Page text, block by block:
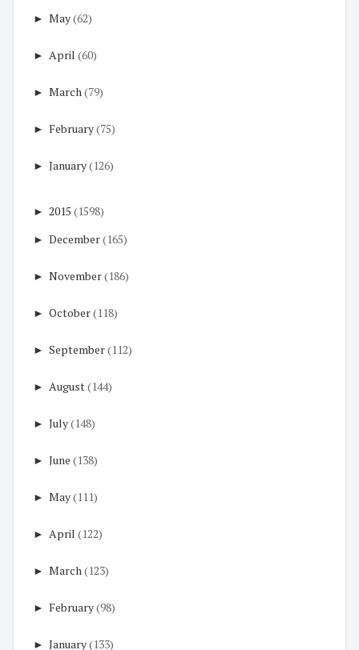
► May(62)
► April (60)
► March(79)
► February(75)
► January(126)
► 2015 (1598)
► December(165)
► November(186)
► October(118)
► September(112)
► August(144)
► July(148)
► June (138)
► May(111)
► April (122)
► March(123)
► February(98)
► January(133)